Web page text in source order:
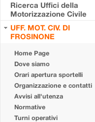
Ricerca Uffici della
Motorizzazione Civile
UFF. MOT. CIV. DI
FROSINONE
Home Page
Dove siamo
Orari apertura sportelli
Organizzazione e contatti
Avvisi all'utenza
Normative
Turni operativi